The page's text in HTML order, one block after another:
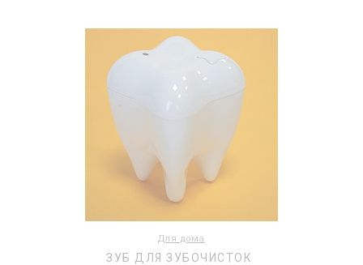
Для дома
ЗУБ ДЛЯ ЗУБОЧИСТОК